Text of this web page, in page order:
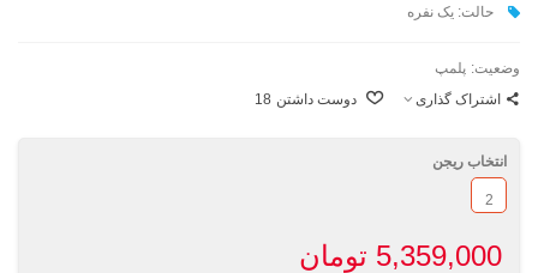
حالت: یک نفره
وضعیت: پلمپ
اشتراک گذاری
دوست داشتن 18
انتخاب ریجن
2
5,359,000 تومان